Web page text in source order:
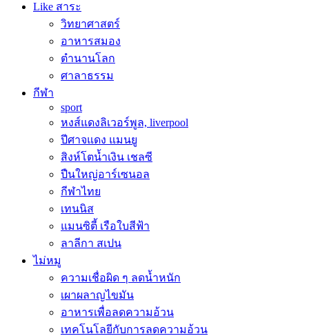
Like สาระ
วิทยาศาสตร์
อาหารสมอง
ตำนานโลก
ศาลาธรรม
กีฬา
sport
หงส์แดงลิเวอร์พูล, liverpool
ปีศาจแดง แมนยู
สิงห์โตน้ำเงิน เชลซี
ปืนใหญ่อาร์เซนอล
กีฬาไทย
เทนนิส
แมนซิตี้ เรือใบสีฟ้า
ลาลีกา สเปน
ไม่หมู
ความเชื่อผิด ๆ ลดน้ำหนัก
เผาผลาญไขมัน
อาหารเพื่อลดความอ้วน
เทคโนโลยีกับการลดความอ้วน